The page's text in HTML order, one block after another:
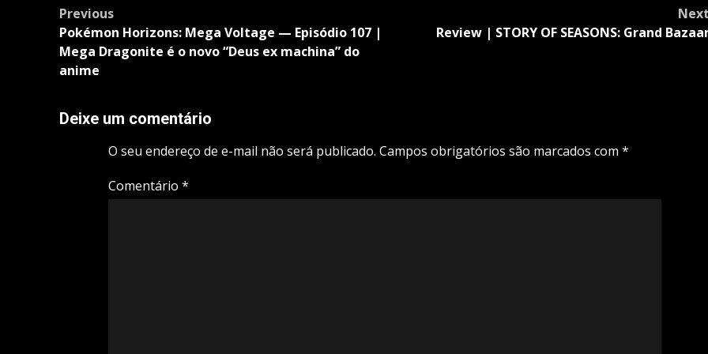
Post
navigation
Previous
Pokémon Horizons: Mega Voltage — Episódio 107 |
Mega Dragonite é o novo “Deus ex machina” do
anime
Review | STORY OF SEASONS: Grand
Deixe um comentário
O seu endereço de e-mail não será publicado. Campos obrigatórios são marcados com *
Comentário *